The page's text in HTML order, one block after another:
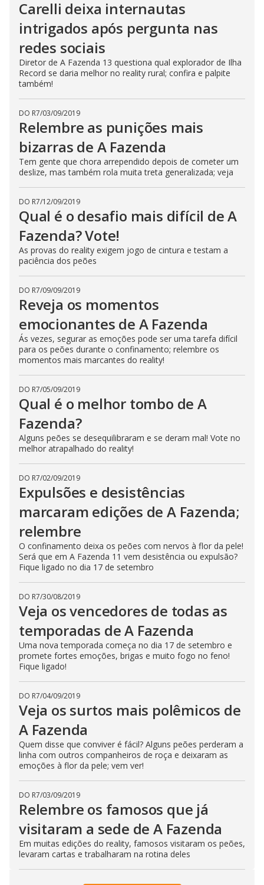
Carelli deixa internautas
intrigados após pergunta nas
redes sociais
Diretor de A Fazenda 13 questiona qual explorador de Ilha
Record se daria melhor no reality rural; confira e palpite
também!
DO R7/03/09/2019
Relembre as punições mais
bizarras de A Fazenda
Tem gente que chora arrependido depois de cometer um
deslize, mas também rola muita treta generalizada; veja
DO R7/12/09/2019
Qual é o desafio mais difícil de A
Fazenda? Vote!
As provas do reality exigem jogo de cintura e testam a
paciência dos peões
DO R7/09/09/2019
Reveja os momentos
emocionantes de A Fazenda
Ás vezes, segurar as emoções pode ser uma tarefa difícil
para os peões durante o confinamento; relembre os
momentos mais marcantes do reality!
DO R7/05/09/2019
Qual é o melhor tombo de A
Fazenda?
Alguns peões se desequilibraram e se deram mal! Vote no
melhor atrapalhado do reality!
DO R7/02/09/2019
Expulsões e desistências
marcaram edições de A Fazenda;
relembre
O confinamento deixa os peões com nervos à flor da pele!
Será que em A Fazenda 11 vem desistência ou expulsão?
Fique ligado no dia 17 de setembro
DO R7/30/08/2019
Veja os vencedores de todas as
temporadas de A Fazenda
Uma nova temporada começa no dia 17 de setembro e
promete fortes emoções, brigas e muito fogo no feno!
Fique ligado!
DO R7/04/09/2019
Veja os surtos mais polêmicos de
A Fazenda
Quem disse que conviver é fácil? Alguns peões perderam a
linha com outros companheiros de roça e deixaram as
emoções à flor da pele; vem ver!
DO R7/03/09/2019
Relembre os famosos que já
visitaram a sede de A Fazenda
Em muitas edições do reality, famosos visitaram os peões,
levaram cartas e trabalharam na rotina deles